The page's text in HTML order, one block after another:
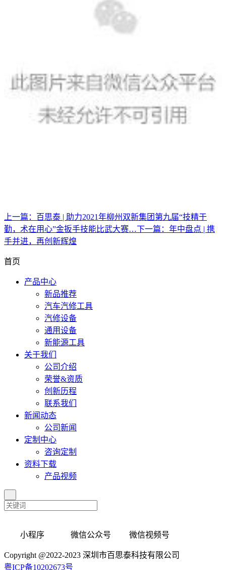
上一篇： 百思泰 | 助力2021年柳州双新集团第九届“技精于
勤，术在用心”金扳手技能比武大赛…下一篇： 年中盘点 | 携
手并进，再创新辉煌
首页
产品中心
新品推荐
汽车汽修工具
汽修设备
通用设备
新能源工具
关于我们
公司介绍
荣誉&资质
创新历程
联系我们
新闻动态
公司新闻
定制中心
咨询定制
资料下载
产品视频
小程序 微信公众号 微信视频号
Copyright @2022-2023 深圳市百思泰科技有限公司
粤ICP备10202673号